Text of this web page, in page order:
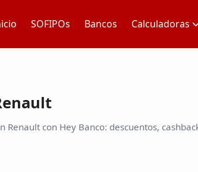
SOFIPOs Bancos Calculadoras
con Hey Banco: descuentos,